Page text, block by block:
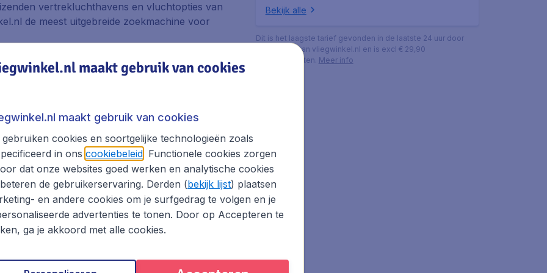
vertrekluchthavens en vluchtopties van
de meest uitgebreide zoekmachine voor
Dit betekent dat je in
vertrek op een reisdatum en tijd die jou het
en vergelijken van vliegtickets naar Ujung
de perfecte vliegticket aanbieding vindt.
en wie weet vind je een nog betere
te zijn dat je de vlucht met de beste
jouw boeking online te voltooien? Geen
staan voor je klaar om vragen over jouw boeking
hotel en/of huurauto en bespaar op je Ujung
Bekijk alle
Dit is het laagste tarief gevonden in de laatste 24 uur door
bezoekers van vliegwinkel.nl en is excl € 29,90
boekingskosten. Meer info
maakt gebruik van cookies
maakt gebruik van cookies
gebruiken cookies en soortgelijke technologieën zoals
in ons cookiebeleid. Functionele cookies zorgen
dat onze websites goed werken en analytische cookies
de gebruikerservaring. Derden (bekijk lijst) plaatsen
en andere cookies om je surfgedrag te volgen en je
advertenties te tonen. Door op Accepteren te
ga je akkoord met alle cookies.